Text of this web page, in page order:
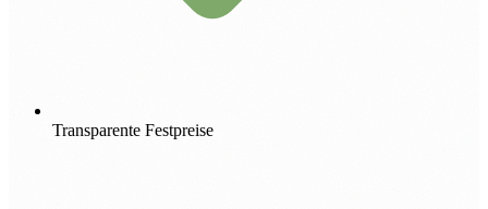
Transparente Festpreise